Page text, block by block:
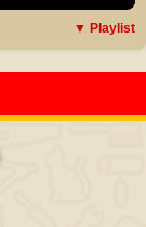
▼ Playlist